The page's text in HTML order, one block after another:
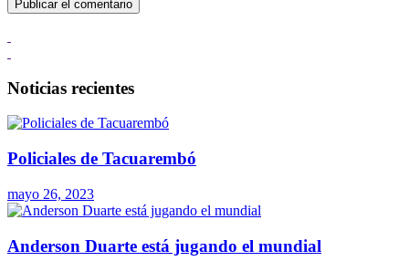
Noticias recientes
Policiales de Tacuarembó
mayo 26, 2023
Anderson Duarte está jugando el mundial